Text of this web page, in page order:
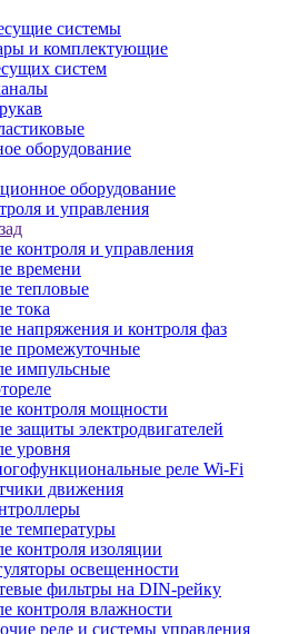
системы
и комплектующие
систем
оборудование
оборудование
и управления
контроля и управления
времени
тепловые
тока
напряжения и контроля фаз
промежуточные
импульсные
контроля мощности
защиты электродвигателей
уровня
реле Wi-Fi
движения
температуры
контроля изоляции
освещенности
фильтры на DIN-рейку
контроля влажности
реле и системы управления